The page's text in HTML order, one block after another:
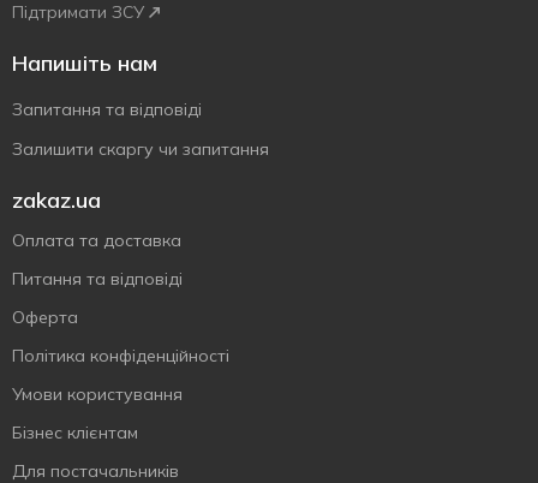
Підтримати ЗСУ
Напишіть нам
Запитання та відповіді
Залишити скаргу чи запитання
zakaz.ua
Оплата та доставка
Питання та відповіді
Оферта
Політика конфіденційності
Умови користування
Бізнес клієнтам
Для постачальників